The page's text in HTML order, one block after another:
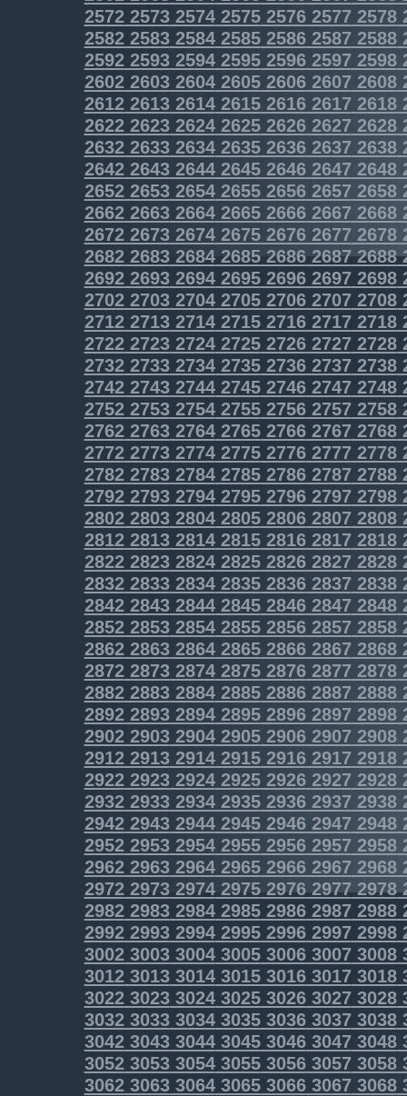
257225732574257525762577 2578
258225832584258525862587 2588
259225932594259525962597 2598
260226032604260526062607 2608
261226132614261526162617 2618
262226232624262526262627 2628
263226332634263526362637 2638
264226432644264526462647 2648
265226532654265526562657 2658
266226632664266526662667 2668
267226732674267526762677 2678
2682268326842685268626872688
2692269326942695269626972698
2702270327042705270627072708
2712271327142715271627172718
2722272327242725272627272728
2732273327342735273627372738
2742274327442745274627472748
2752275327542755275627572758
2762276327642765276627672768
2772277327742775277627772778
2782278327842785278627872788
2792279327942795279627972798
2802280328042805280628072808
2812281328142815281628172818
282228232824282528262827 2828
283228332834283528362837 2838
284228432844284528462847 2848
285228532854285528562857 2858
286228632864286528662867 2868
287228732874287528762877 2878
288228832884288528862887 2888
289228932894289528962897 2898
290229032904290529062907 2908
291229132914291529162917 2918
292229232924292529262927 2928
293229332934293529362937 2938
294229432944294529462947 2948
295229532954295529562957 2958
296229632964296529662967 2968
2972297329742975297629772978
2982298329842985298629872988
2992299329942995299629972998
3002300330043005300630073008
3012301330143015301630173018
3022302330243025302630273028
3032303330343035303630373038
3042304330443045304630473048
3052305330543055305630573058
3062306330643065306630673068